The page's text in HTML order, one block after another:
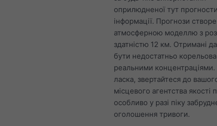
оприлюдненої тут
інформації. Прогнози
атмосферною моделлю з
здатністю 12 км. Отримані
бути недостатньо
реальними концентраціями.
ласка, звертайтеся до
місцевого агентства якості
особливо у разі піку
оголошення тривоги.